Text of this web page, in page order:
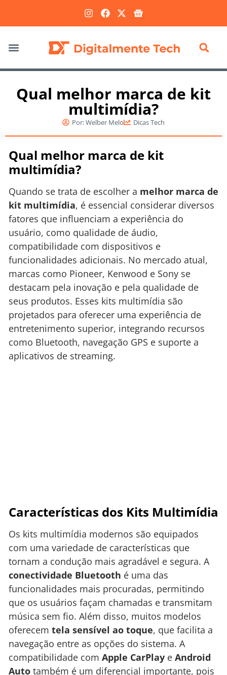
Qual melhor marca de kit
multimídia?
Por:Welber Melo Dicas Tech
Qual melhor marca de kit
multimídia?
Quando se trata de escolher a melhor marca de
kit multimídia, é essencial considerar diversos
fatores que influenciam a experiência do
usuário, como qualidade de áudio,
compatibilidade com dispositivos e
funcionalidades adicionais. No mercado atual,
marcas como Pioneer, Kenwood e Sony se
destacam pela inovação e pela qualidade de
seus produtos. Esses kits multimídia são
projetados para oferecer uma experiência de
entretenimento superior, integrando recursos
como Bluetooth, navegação GPS e suporte a
aplicativos de streaming.
Características dos Kits Multimídia
Os kits multimídia modernos são equipados
com uma variedade de características que
tornam a condução mais agradável e segura. A
conectividade Bluetooth é uma das
funcionalidades mais procuradas, permitindo
que os usuários façam chamadas e transmitam
música sem fio. Além disso, muitos modelos
oferecem tela sensível ao toque, que facilita a
navegação entre as opções do sistema. A
compatibilidade com Apple CarPlay e Android
Auto também é um diferencial importante, pois